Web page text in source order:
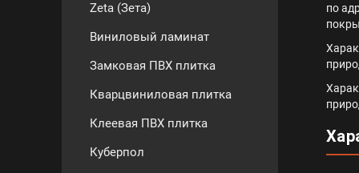
Zeta (Зета)
Виниловый ламинат
Замковая ПВХ плитка
Кварцвиниловая плитка
Клеевая ПВХ плитка
Куберпол
по